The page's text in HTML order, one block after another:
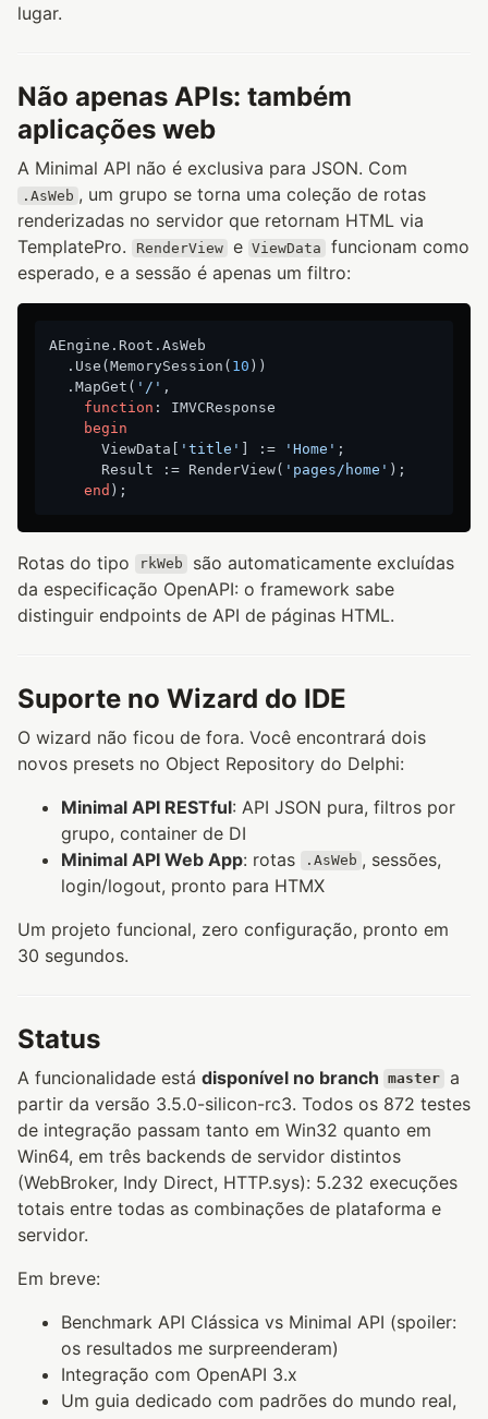
lugar.
Não apenas APIs: também
aplicações web
A Minimal API não é exclusiva para JSON. Com
.AsWeb , um grupo se torna uma coleção de rotas
renderizadas no servidor que retornam HTML via
TemplatePro.
RenderView e ViewData
funcionam como
esperado, e a sessão é apenas um filtro:
AEngine.Root.AsWeb
  .Use(MemorySession(
10 ))
  .MapGet(
'/' ,
function :
IMVCResponse
begin
      ViewData[
'title' ] := 'Home' ;
      Result := RenderView(
'pages/home' );
end
Rotas do tipo rkWeb
são automaticamente excluídas
da especificação OpenAPI: o framework sabe
distinguir endpoints de API de páginas HTML.
Suporte no Wizard do IDE
O wizard não ficou de fora. Você encontrará dois
novos presets no Object Repository do Delphi:
Minimal API RESTful: API JSON pura, filtros por
grupo, container de DI
Minimal API Web App: rotas .AsWeb , sessões,
login/logout, pronto para HTMX
Um projeto funcional, zero configuração, pronto em
30 segundos.
Status
A funcionalidade está disponível no branch master
a
partir da versão 3.5.0-silicon-rc3. Todos os 872 testes
de integração passam tanto em Win32 quanto em
Win64, em três backends de servidor distintos
(WebBroker, Indy Direct, HTTP.sys): 5.232 execuções
totais entre todas as combinações de plataforma e
servidor.
Em breve:
Benchmark API Clássica vs Minimal API (spoiler:
os resultados me surpreenderam)
Integração com OpenAPI 3.x
Um guia dedicado com padrões do mundo real,